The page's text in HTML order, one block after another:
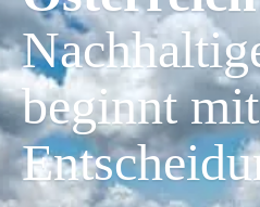
beginnt